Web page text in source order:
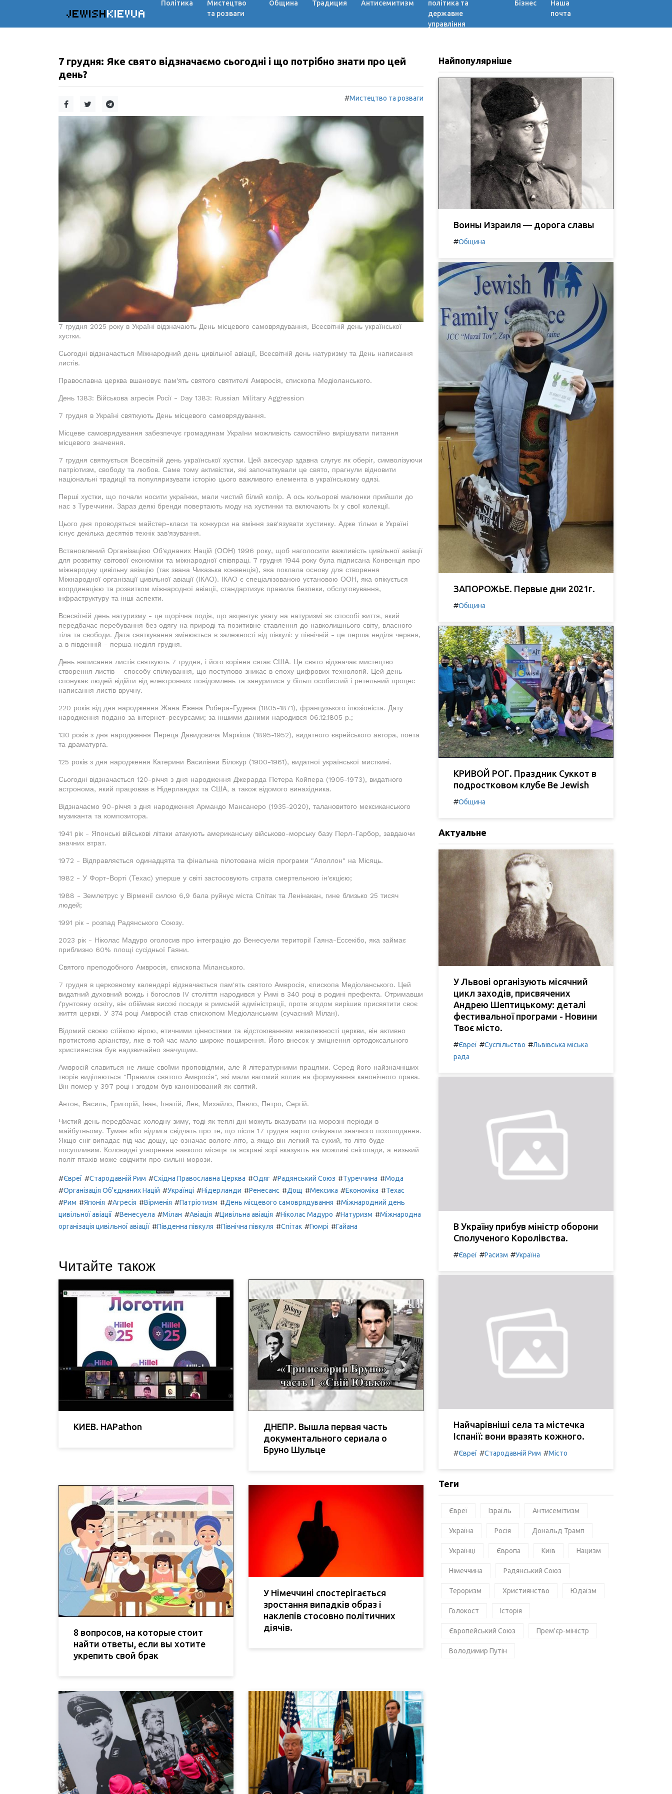
JEWISHKIEVUA
Політика
Мистецтво
та розваги
Община Традиция Антисемитизм
політика та
державне
управління
Бізнес
Наша
почта
7 грудня: Яке свято відзначаємо сьогодні і що потрібно знати про цей
день?
#Мистецтво та розваги
7 грудня 2025 року в Україні відзначають День місцевого самоврядування, Всесвітній день української
хустки.
Сьогодні відзначається Міжнародний день цивільної авіації, Всесвітній день натуризму та День написання
листів.
Православна церква вшановує пам'ять святого святителі Амвросія, єпископа Медіоланського.
День 1383: Військова агресія Росії - Day 1383: Russian Military Aggression
7 грудня в Україні святкують День місцевого самоврядування.
Місцеве самоврядування забезпечує громадянам України можливість самостійно вирішувати питання
місцевого значення.
7 грудня святкується Всесвітній день української хустки. Цей аксесуар здавна слугує як оберіг, символізуючи
патріотизм, свободу та любов. Саме тому активістки, які започаткували це свято, прагнули відновити
національні традиції та популяризувати історію цього важливого елемента в українському одязі.
Перші хустки, що почали носити українки, мали чистий білий колір. А ось кольорові малюнки прийшли до
нас з Туреччини. Зараз деякі бренди повертають моду на хустинки та включають їх у свої колекції.
Цього дня проводяться майстер-класи та конкурси на вміння зав'язувати хустинку. Адже тільки в Україні
існує декілька десятків технік зав'язування.
Встановлений Організацією Об'єднаних Націй (ООН) 1996 року, щоб наголосити важливість цивільної авіації
для розвитку світової економіки та міжнародної співпраці. 7 грудня 1944 року була підписана Конвенція про
міжнародну цивільну авіацію (так звана Чиказька конвенція), яка поклала основу для створення
Міжнародної організації цивільної авіації (ІКАО). ІКАО є спеціалізованою установою ООН, яка опікується
координацією та розвитком міжнародної авіації, стандартизує правила безпеки, обслуговування,
інфраструктуру та інші аспекти.
Всесвітній день натуризму - це щорічна подія, що акцентує увагу на натуризмі як способі життя, який
передбачає перебування без одягу на природі та позитивне ставлення до навколишнього світу, власного
тіла та свободи. Дата святкування змінюється в залежності від півкулі: у північній - це перша неділя червня,
а в південній - перша неділя грудня.
День написання листів святкують 7 грудня, і його коріння сягає США. Це свято відзначає мистецтво
створення листів – способу спілкування, що поступово зникає в епоху цифрових технологій. Цей день
спонукає людей відійти від електронних повідомлень та зануритися у більш особистий і ретельний процес
написання листів вручну.
220 років від дня народження Жана Ежена Робера-Гудена (1805-1871), французького ілюзіоніста. Дату
народження подано за інтернет-ресурсами; за іншими даними народився 06.12.1805 р.;
130 років з дня народження Переца Давидовича Маркіша (1895-1952), видатного єврейського автора, поета
та драматурга.
125 років з дня народження Катерини Василівни Білокур (1900-1961), видатної української мисткині.
Сьогодні відзначається 120-річчя з дня народження Джерарда Петера Койпера (1905-1973), видатного
астронома, який працював в Нідерландах та США, а також відомого винахідника.
Відзначаємо 90-річчя з дня народження Армандо Мансанеро (1935-2020), талановитого мексиканського
музиканта та композитора.
1941 рік - Японські військові літаки атакують американську військово-морську базу Перл-Гарбор, завдаючи
значних втрат.
1972 - Відправляється одинадцята та фінальна пілотована місія програми "Аполлон" на Місяць.
1982 - У Форт-Ворті (Техас) уперше у світі застосовують страта смертельною ін'єкцією;
1988 - Землетрус у Вірменії силою 6,9 бала руйнує міста Спітак та Ленінакан, гине близько 25 тисяч
людей;
1991 рік - розпад Радянського Союзу.
2023 рік - Ніколас Мадуро оголосив про інтеграцію до Венесуели території Гаяна-Ессекібо, яка займає
приблизно 60% площі сусідньої Гаяни.
Святого преподобного Амвросія, єпископа Міланського.
7 грудня в церковному календарі відзначається пам'ять святого Амвросія, єпископа Медіоланського. Цей
видатний духовний вождь і богослов IV століття народився у Римі в 340 році в родині префекта. Отримавши
ґрунтовну освіту, він обіймав високі посади в римській адміністрації, проте згодом вирішив присвятити своє
життя церкві. У 374 році Амвросій став єпископом Медіоланським (сучасний Мілан).
Відомий своєю стійкою вірою, етичними цінностями та відстоюванням незалежності церкви, він активно
протистояв аріанству, яке в той час мало широке поширення. Його внесок у зміцнення ортодоксального
християнства був надзвичайно значущим.
Амвросій славиться не лише своїми проповідями, але й літературними працями. Серед його найзначніших
творів виділяються "Правила святого Амвросія", які мали вагомий вплив на формування канонічного права.
Він помер у 397 році і згодом був канонізований як святий.
Антон, Василь, Григорій, Іван, Ігнатій, Лев, Михайло, Павло, Петро, Сергій.
Чистий день передбачає холодну зиму, тоді як теплі дні можуть вказувати на морозні періоди в
майбутньому. Туман або відлига свідчать про те, що після 17 грудня варто очікувати значного похолодання.
Якщо сніг випадає під час дощу, це означає вологе літо, а якщо він легкий та сухий, то літо буде
посушливим. Коловидні утворення навколо місяця та яскраві зорі вказують на можливі снігопади, а низький
політ птахів може свідчити про сильні морози.
#Євреї #Стародавній Рим #Східна Православна Церква #Одяг #Радянський Союз #Туреччина #Мода
#Організація Об'єднаних Націй #Українці #Нідерланди #Ренесанс #Дощ #Мексика #Економіка #Техас
#Рим #Японія #Агресія #Вірменія #Патріотизм #День місцевого самоврядування #Міжнародний день
цивільної авіації #Венесуела #Мілан #Авіація #Цивільна авіація #Ніколас Мадуро #Натуризм #Міжнародна
організація цивільної авіації #Південна півкуля #Північна півкуля #Спітак #Гюмрі #Гайана
Читайте також
КИЕВ. HAPathon
ДНЕПР. Вышла первая часть
документального сериала о
Бруно Шульце
8 вопросов, на которые стоит
найти ответы, если вы хотите
укрепить свой брак
У Німеччині спостерігається
зростання випадків образ і
наклепів стосовно політичних
діячів.
Найпопулярніше
Воины Израиля — дорога славы
#Община
ЗАПОРОЖЬЕ. Первые дни 2021г.
#Община
КРИВОЙ РОГ. Праздник Суккот в
подростковом клубе Be Jewish
#Община
Актуальне
У Львові організують місячний
цикл заходів, присвячених
Андрею Шептицькому: деталі
фестивальної програми - Новини
Твоє місто.
#Євреї #Суспільство #Львівська міська
рада
В Україну прибув міністр оборони
Сполученого Королівства.
#Євреї #Расизм #Україна
Найчарівніші села та містечка
Іспанії: вони вразять кожного.
#Євреї #Стародавній Рим #Місто
Теги
Євреї Ізраїль Антисемітизм
Україна Росія Дональд Трамп
Українці Європа Київ Нацизм
Німеччина Радянський Союз
Тероризм Християнство Юдаїзм
Голокост Історія
Європейський Союз Прем'єр-міністр
Володимир Путін